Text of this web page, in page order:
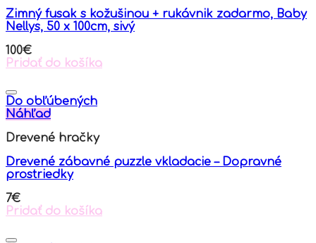
Zimný fusak s kožušinou + rukávnik zadarmo, Baby
Nellys, 50 x 100cm, sivý
100€
Pridať do košíka
Do obľúbených
Náhľad
Drevené hračky
Drevené zábavné puzzle vkladacie – Dopravné
prostriedky
7€
Pridať do košíka